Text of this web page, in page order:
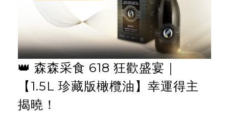
👑 森森采食 618 狂歡盛宴｜
【1.5L 珍藏版橄欖油】幸運得主
揭曉！